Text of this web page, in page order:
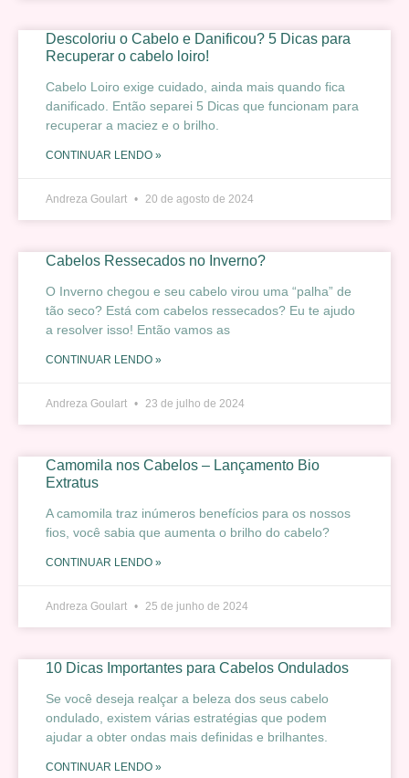
Descoloriu o Cabelo e Danificou? 5 Dicas para
Recuperar o cabelo loiro!
Cabelo Loiro exige cuidado, ainda mais quando fica
danificado. Então separei 5 Dicas que funcionam para
recuperar a maciez e o brilho.
CONTINUAR LENDO »
Andreza Goulart 20 de agosto de 2024
Cabelos Ressecados no Inverno?
O Inverno chegou e seu cabelo virou uma “palha” de
tão seco? Está com cabelos ressecados? Eu te ajudo
a resolver isso! Então vamos as
CONTINUAR LENDO »
Andreza Goulart 23 de julho de 2024
Camomila nos Cabelos – Lançamento Bio
Extratus
A camomila traz inúmeros benefícios para os nossos
fios, você sabia que aumenta o brilho do cabelo?
CONTINUAR LENDO »
Andreza Goulart 25 de junho de 2024
10 Dicas Importantes para Cabelos Ondulados
Se você deseja realçar a beleza dos seus cabelo
ondulado, existem várias estratégias que podem
ajudar a obter ondas mais definidas e brilhantes.
CONTINUAR LENDO »